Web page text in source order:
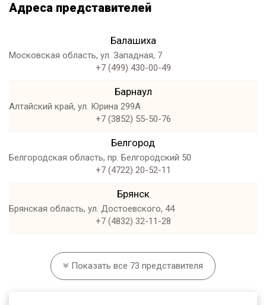
Адреса представителей
Балашиха
Московская область, ул. Западная, 7
+7 (499) 430-00-49
Барнаул
Алтайский край, ул. Юрина 299А
+7 (3852) 55-50-76
Белгород
Белгородская область, пр. Белгородский 50
+7 (4722) 20-52-11
Брянск
Брянская область, ул. Достоевского, 44
+7 (4832) 32-11-28
Волгоградская область, ул. Краснопресненская, 3
+7 (8442) 20-10-32
Показать все 73 представителя